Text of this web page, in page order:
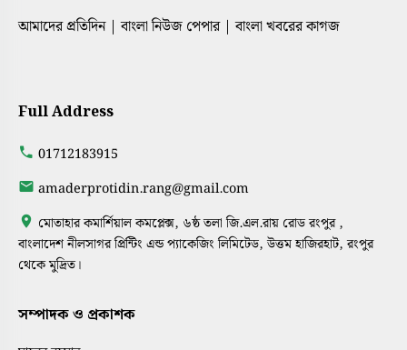
আমাদের প্রতিদিন | বাংলা নিউজ পেপার | বাংলা খবরের কাগজ
Full Address
01712183915
amaderprotidin.rang@gmail.com
মোতাহার কমার্শিয়াল কমপ্লেক্স, ৬ষ্ঠ তলা জি.এল.রায় রোড রংপুর ,
বাংলাদেশ নীলসাগর প্রিন্টিং এন্ড প্যাকেজিং লিমিটেড, উত্তম হাজিরহাট, রংপুর
থেকে মুদ্রিত।
সম্পাদক ও প্রকাশক